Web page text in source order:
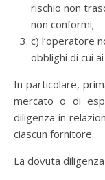
rischio non
non conformi;
c) l’operatore
obblighi di cui
In particolare,
mercato o di
diligenza in
ciascun fornitore.
La dovuta